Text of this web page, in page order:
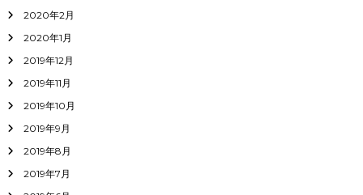
2020年2月
2020年1月
2019年12月
2019年11月
2019年10月
2019年9月
2019年8月
2019年7月